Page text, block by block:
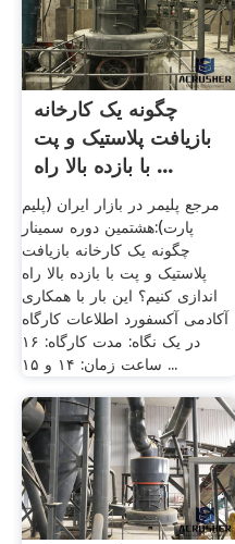
چگونه یک کارخانه
بازیافت پلاستیک و پت
با بازده بالا راه ...
مرجع پلیمر در بازار ایران (پلیم
پارت):هشتمین دوره سمینار
چگونه یک کارخانه بازیافت
پلاستیک و پت با بازده بالا راه
اندازی کنیم؟ این بار با همکاری
آکادمی آکسفورد اطلاعات کارگاه
در یک نگاه: مدت کارگاه: ۱۶
ساعت زمان: ۱۴ و ۱۵ ...